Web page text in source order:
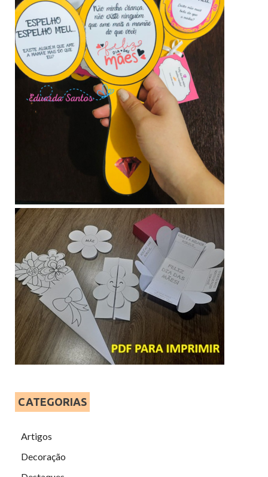
CATEGORIAS
Artigos
Decoração